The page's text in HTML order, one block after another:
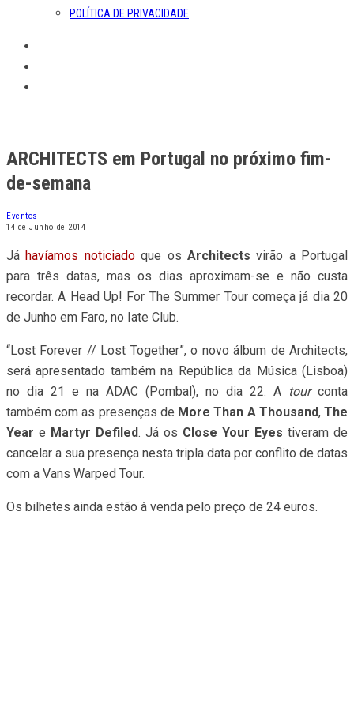
POLÍTICA DE PRIVACIDADE
ARCHITECTS em Portugal no próximo fim-
de-semana
Eventos
14 de Junho de 2014
Já havíamos noticiadoque os Architects virão a Portugal
para três datas, mas os dias aproximam-se e não custa
recordar. A Head Up! For The Summer Tour começa já dia 20
de Junho em Faro, no Iate Club.
“Lost Forever // Lost Together”, o novo álbum de Architects,
será apresentado também na República da Música (Lisboa)
no dia 21 e na ADAC (Pombal), no dia 22. A tour conta
também com as presenças de More Than A Thousand,The
Year e Martyr Defiled. Já os Close Your Eyes tiveram de
cancelar a sua presença nesta tripla data por conflito de datas
com a Vans Warped Tour.
Os bilhetes ainda estão à venda pelo preço de 24 euros.